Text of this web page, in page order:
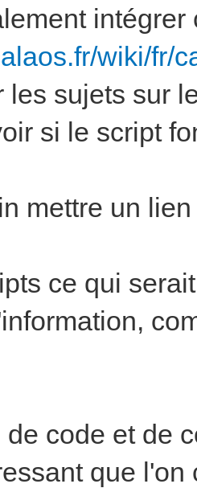
intégrer
wiki/fr/
les sujets sur
si le script
mettre un
ce qui
code et de
que